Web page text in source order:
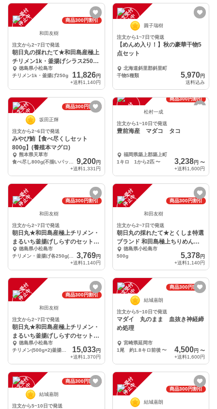
注
文
受
付
停
止
中 商品300円割引
和田友樹
注文から2~7日で発送
朝日丸の採れたて★和田島産極上
チリメン1k・釜揚げシラス250g
のセット
徳島県小松島市
チリメン1k・釜揚げ250g
11,826円
+送料1,140円
注
文
受
付
停
止
中 圓子瑞樹
注文から1~7日で発送
【めんめ入り！】秋の豪華干物5
点セット
北海道斜里郡斜里町
干物5種類
5,970円
送料込み
注
文
受
付
停
止
中
商品300円割引
坂田正輝
注文から2~6日で発送
みやび鮪【食べ尽くしセット
800g】(養殖本マグロ)
熊本県天草市
9,200円
+送料1,331円
注
文
受
付
停
止
商品300円割引
松村一成
注文から1~10日で発送
豊前海産 マダコ タコ
福岡県築上郡築上町
1キロ 1から2匹 〜 3,238円 〜
+送料1,600円
注
文
受
付
停
止
中 商品300円割引
和田友樹
注文から2~7日で発送
朝日丸★和田島産極上チリメン・
まるいち釜揚げしらすのセット
★(各250g)
徳島県小松島市
3,769円
+送料1,140円
注
文
受
付
停
止
中 商品300円割引
和田友樹
注文から2~7日で発送
朝日丸の採れたて★とくしま特選
ブランド 和田島極上ちりめん★
500g徳島県小松島市
500g
5,378円
+送料1,140円
注
文
受
付
停
止
中 商品300円割引
和田友樹
注文から2~7日で発送
朝日丸★和田島産極上チリメン・
まるいち釜揚げしらすのセット
★(各1kg)
徳島県小松島市
15,033円
+送料1,370円
注
文
受
付
停
止
中
商品300円割引
結城嘉朗
注文から5~10日で発送
マダイ 丸のまま 血抜き神経締
め処理
宮崎県延岡市
1尾 約1.8キロ前後 〜 4,500円 〜
+送料1,600円
注
文
受
付
停
止
中
商品300円割引
結城嘉朗
注文から5~10日で発送
注
文
受
付
停
止
中 商品300円割引
結城嘉朗